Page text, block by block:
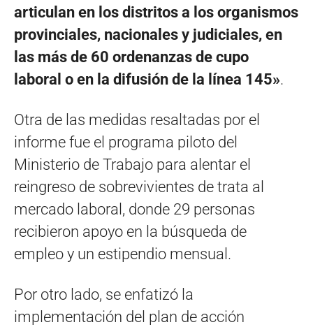
articulan en los distritos a los organismos
provinciales, nacionales y judiciales, en
las más de 60 ordenanzas de cupo
laboral o en la difusión de la línea 145».
Otra de las medidas resaltadas por el
informe fue el programa piloto del
Ministerio de Trabajo para alentar el
reingreso de sobrevivientes de trata al
mercado laboral, donde 29 personas
recibieron apoyo en la búsqueda de
empleo y un estipendio mensual.
Por otro lado, se enfatizó la
implementación del plan de acción